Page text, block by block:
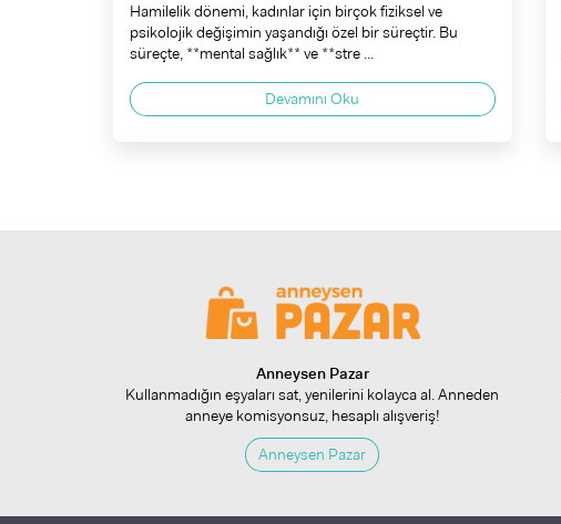
Hamilelik dönemi, kadınlar için birçok fiziksel ve
psikolojik değişimin yaşandığı özel bir süreçtir. Bu
süreçte, **mental sağlık** ve **stre ...
Devamını Oku
Anneysen Pazar
Kullanmadığın eşyaları sat, yenilerini kolayca al. Anneden
anneye komisyonsuz, hesaplı alışveriş!
Anneysen Pazar